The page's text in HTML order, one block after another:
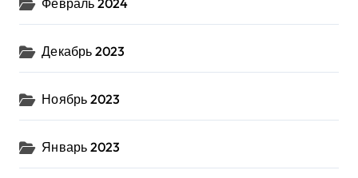
Февраль 2024
Декабрь 2023
Ноябрь 2023
Январь 2023